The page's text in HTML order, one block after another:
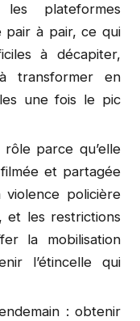
plateformes
pair à pair, ce qui
à décapiter,
transformer en
une fois le pic
parce qu’elle
et partagée
violence policière
et les restrictions
la mobilisation
l’étincelle qui
: obtenir